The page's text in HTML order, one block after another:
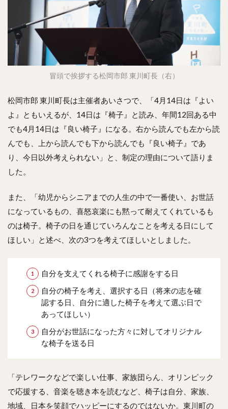
冒頭で挨拶する松岡市郎 東川町長（右）
松岡市郎 東川町長は主催者あいさつで、「4月14日は『よい
よ』ともいえるが、14日は『椅子』と読み、年間12回ある中
でも4月14日は『良い椅子』になる。右から読んでも左から読
んでも、上から読んでも下から読んでも『良い椅子』であ
り、今日以外考えられない」と、制定の理由について語りま
した。
また、「幼児からシニアまでの人生の中で一番使い、お世話
になっているもの、喜怒哀楽にも黙って耐えてくれているも
のは椅子。椅子の日を通じていろんなことを考える日にして
ほしい」と述べ、次の3つを考えてほしいとしました。
自分を支えてくれる椅子に感謝をする日
自分の椅子を考え、選択する日（将来の志を確
認する日、自分に適した椅子を考えて選ぶ日で
あってほしい）
自分がお世話になった方々に対してオリジナル
な椅子を送る日
「テレワークなどで楽しい仕事、家族団らん、オリンピック
で応援する、音楽を聴き本を読むなど、椅子は自分、家族、
地域、日本を笑顔でハッピーにするのではないか。東川町の